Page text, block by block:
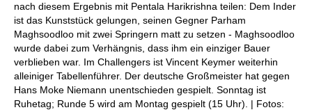
nach diesem Ergebnis mit Pentala Harikrishna teilen: Dem Inder
ist das Kunststück gelungen, seinen Gegner Parham
Maghsoodloo mit zwei Springern matt zu setzen - Maghsoodloo
wurde dabei zum Verhängnis, dass ihm ein einziger Bauer
verblieben war. Im Challengers ist Vincent Keymer weiterhin
alleiniger Tabellenführer. Der deutsche Großmeister hat gegen
Hans Moke Niemann unentschieden gespielt. Sonntag ist
Ruhetag; Runde 5 wird am Montag gespielt (15 Uhr). | Fotos: